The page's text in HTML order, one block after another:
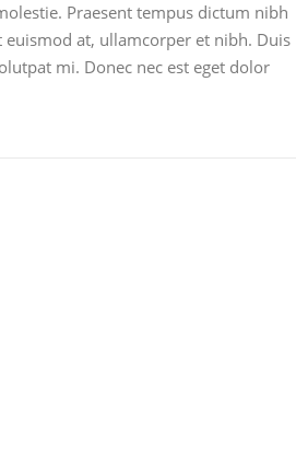
Praesent tempus dictum nibh
at, ullamcorper et nibh. Duis
mi. Donec nec est eget dolor